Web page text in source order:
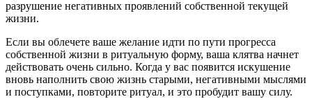
разрушение негативных прояв­лений собственной текущей
жизни.
Если вы облечете ваше желание идти по пути прогресса
собственной жизни в ритуальную форму, ваша клятва начнет
действовать очень сильно. Когда у вас появится искушение
вновь наполнить свою жизнь старыми, негативными мыслями
и поступками, повторите ритуал, и это пробудит вашу силу.